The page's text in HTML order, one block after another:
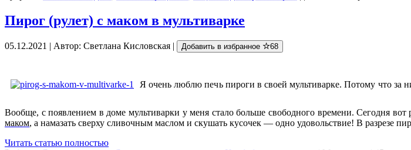
Пирог (рулет) с маком в мультиварке
05.12.2021 | Автор: Светлана Кисловская | Добавить в избранное 68
Я очень люблю печь пироги в своей мультиварке. Потому что за
Вообще, с появлением в доме мультиварки у меня стало больше свободного времени. Сегодня вот
маком, а намазать сверху сливочным маслом и скушать кусочек — одно удовольствие! В разрезе
Читать статью полностью